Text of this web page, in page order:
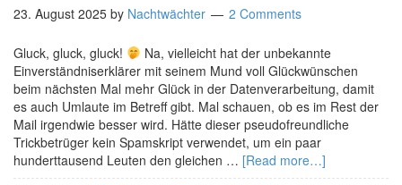
23. August 2025 by Nachtwächter 2 Comments
Gluck, gluck, gluck!
Na, vielleicht hat der unbekannte
Einverständniserklärer mit seinem Mund voll Glückwünschen
beim nächsten Mal mehr Glück in der Datenverarbeitung, damit
es auch Umlaute im Betreff gibt. Mal schauen, ob es im Rest der
Mail irgendwie besser wird. Hätte dieser pseudofreundliche
Trickbetrüger kein Spamskript verwendet, um ein paar
hunderttausend Leuten den gleichen … [Read more…]